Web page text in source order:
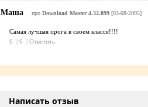
Маша про Download Master 4.32.899[03-08-2005]
Самая лучшая прога в своем классе!!!!
6
| 6 | Ответить
Написать отзыв